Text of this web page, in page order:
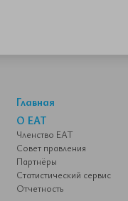
Главная
О ЕАТ
Членство ЕАТ
Совет правления
Партнёры
Статистический сервис
Отчетность